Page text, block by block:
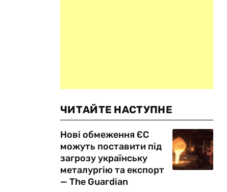
ЧИТАЙТЕ НАСТУПНЕ
Нові обмеження ЄС
можуть поставити під
загрозу українську
металургію та експорт
— The Guardian